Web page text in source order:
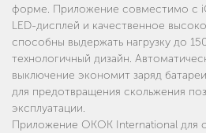
форме. Приложение совместимо с
LED-дисплей и качественное
способны выдержать нагрузку до
технологичный дизайн.
выключение экономит заряд
для предотвращения скольжения
эксплуатации.
Приложение OKOK International для